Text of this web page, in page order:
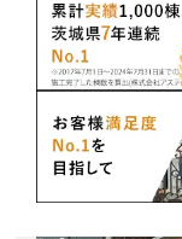
ーで、明るい外
2025.05.25台風
防ぐための事前
2025.05.23バイ
る「効果・価格